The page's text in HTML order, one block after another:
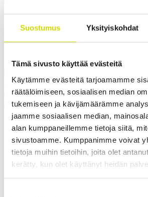
Suostumus Yksityiskohdat
Tämä sivusto käyttää evästeitä
Käytämme evästeitä tarjoamamme
räätälöimiseen, sosiaalisen median
tukemiseen ja kävijämäärämme
jaamme sosiaalisen median,
alan kumppaneillemme tietoja siitä,
sivustoamme. Kumppanimme voivat
tietoja muihin tietoihin, joita olet
kerätty, kun olet käyttänyt heidän
Leveys
800 mm
Korkeus
1400 mm
Syvyys
500 mm
Ota yhteyttä